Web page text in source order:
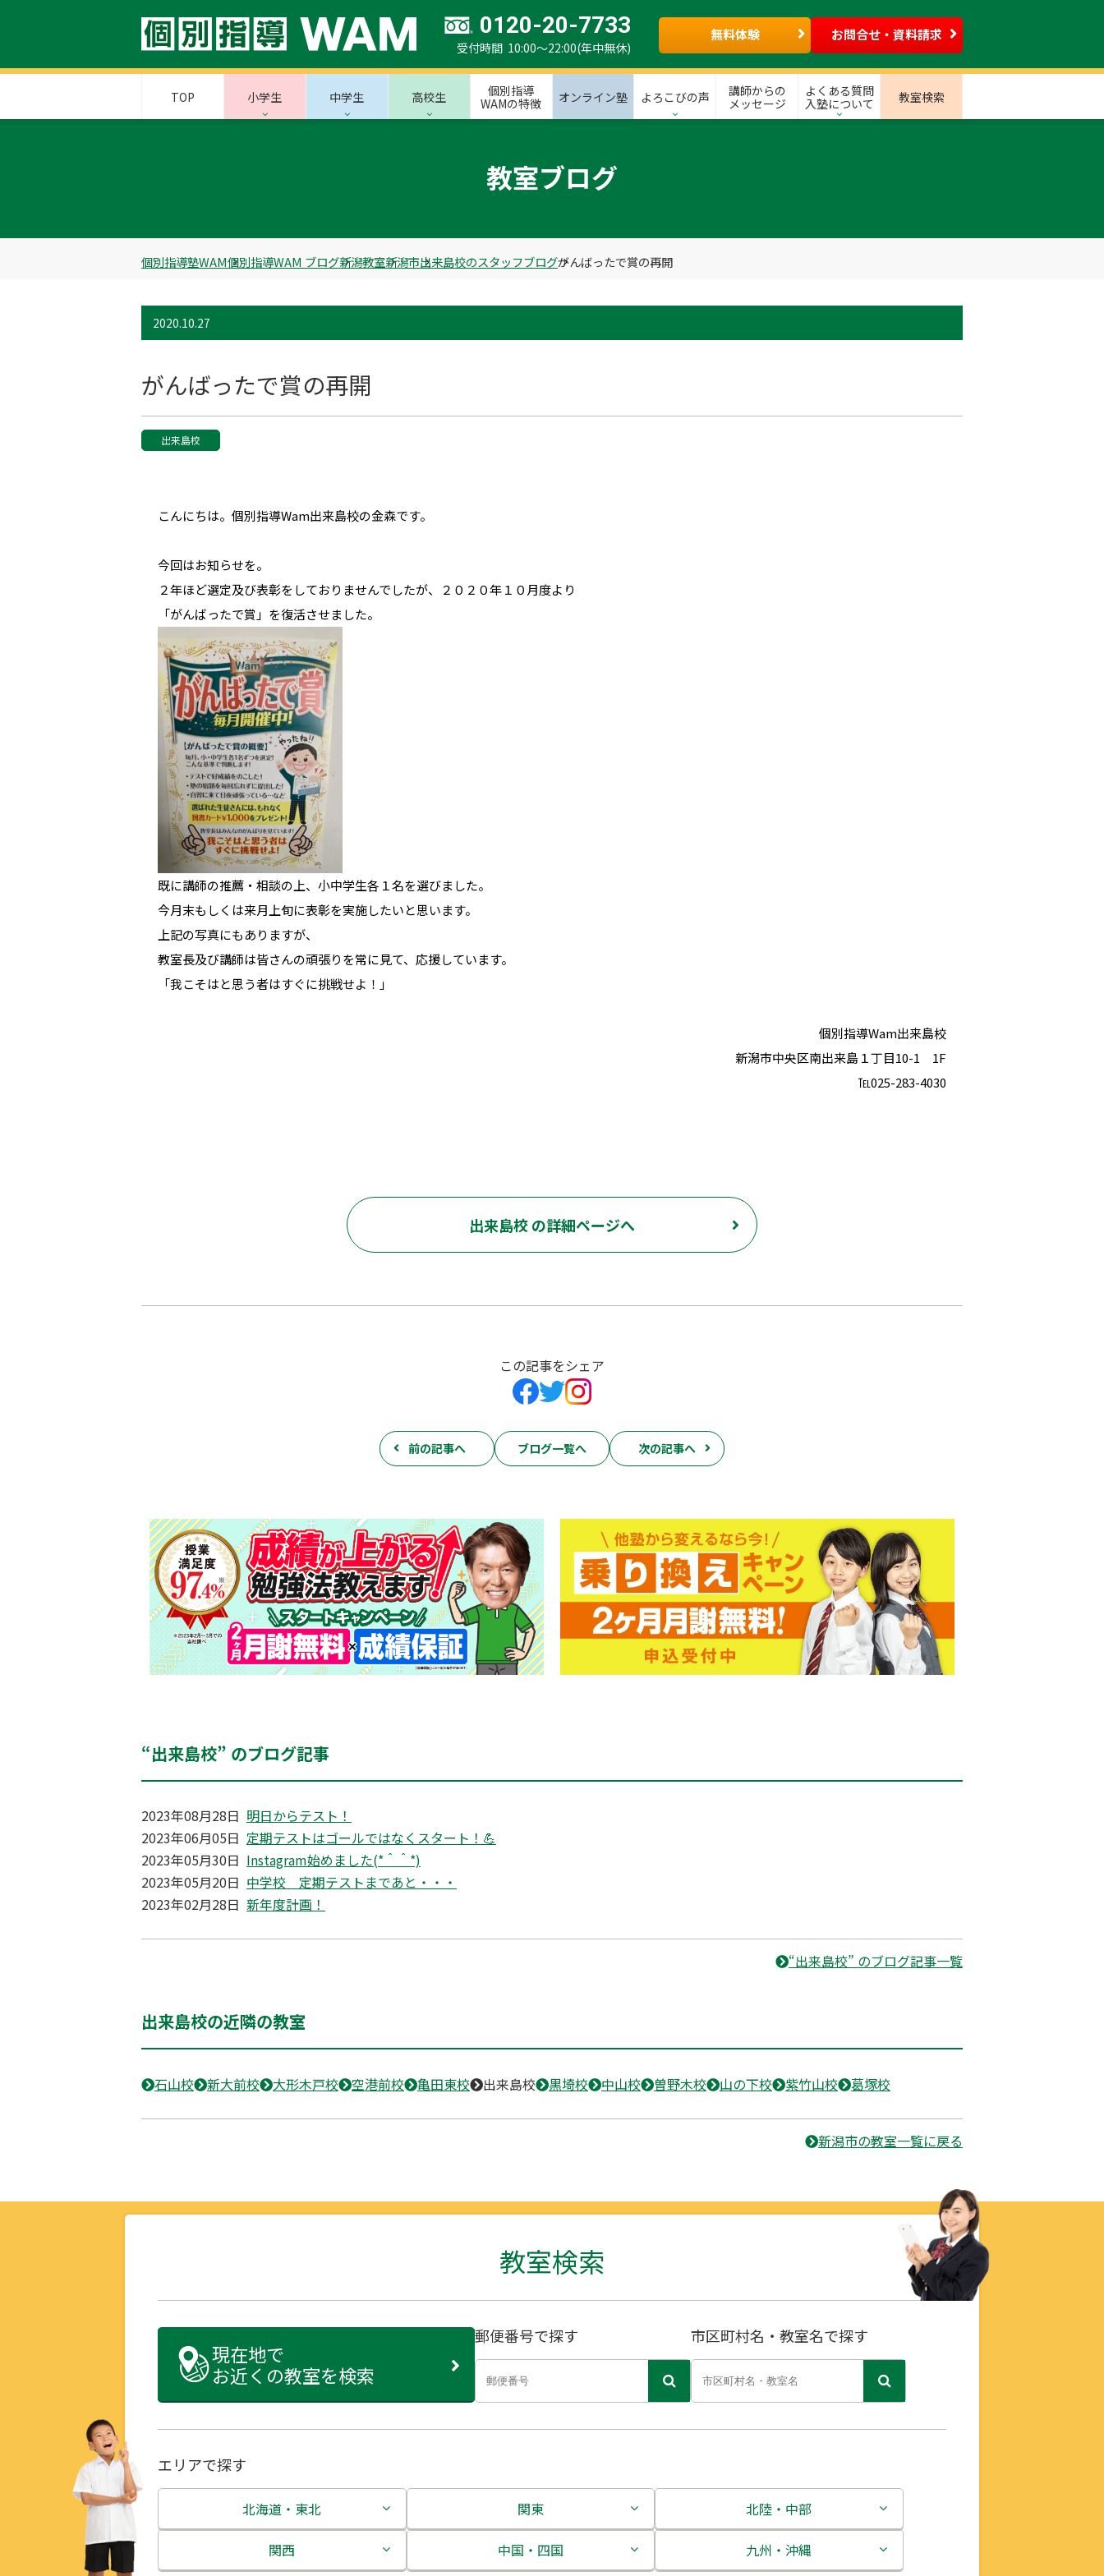
0120-20-7733
受付時間 10:00～22:00(年中無休)
無料体験 お問合せ・資料請求
TOP 小学生 中学生 高校生
個別指導
WAMの特徴
オンライン塾 よろこびの声
講師からの
メッセージ
よくある質問
入塾について
教室検索
教室ブログ
個別指導塾WAM個別指導WAM ブログ新潟教室新潟市出来島校のスタッフブログがんばったで賞の再開
2020.10.27
がんばったで賞の再開
出来島校
こんにちは。個別指導Wam出来島校の金森です。
今回はお知らせを。
２年ほど選定及び表彰をしておりませんでしたが、２０２０年１０月度より
「がんばったで賞」を復活させました。
既に講師の推薦・相談の上、小中学生各１名を選びました。
今月末もしくは来月上旬に表彰を実施したいと思います。
上記の写真にもありますが、
教室長及び講師は皆さんの頑張りを常に見て、応援しています。
「我こそはと思う者はすぐに挑戦せよ！」
個別指導Wam出来島校
新潟市中央区南出来島１丁目10-1 1F
℡025-283-4030
出来島校 の詳細ページへ
この記事をシェア
前の記事へ ブログ一覧へ 次の記事へ
“出来島校” のブログ記事
2023年08月28日 明日からテスト！
2023年06月05日 定期テストはゴールではなくスタート！💪
2023年05月30日 Instagram始めました(*＾＾*)
2023年05月20日 中学校 定期テストまであと・・・
2023年02月28日 新年度計画！
“出来島校” のブログ記事一覧
出来島校の近隣の教室
石山校 新大前校 大形木戸校 空港前校 亀田東校 出来島校 黒埼校 中山校 曽野木校 山の下校 紫竹山校 葛塚校
新潟市の教室一覧に戻る
教室検索
現在地で
お近くの教室を検索
郵便番号で探す 市区町村名・教室名で探す
エリアで探す
北海道・東北
北海道
関東
茨城県
北陸・中部
新潟県
関西
中国・四国
九州・沖縄